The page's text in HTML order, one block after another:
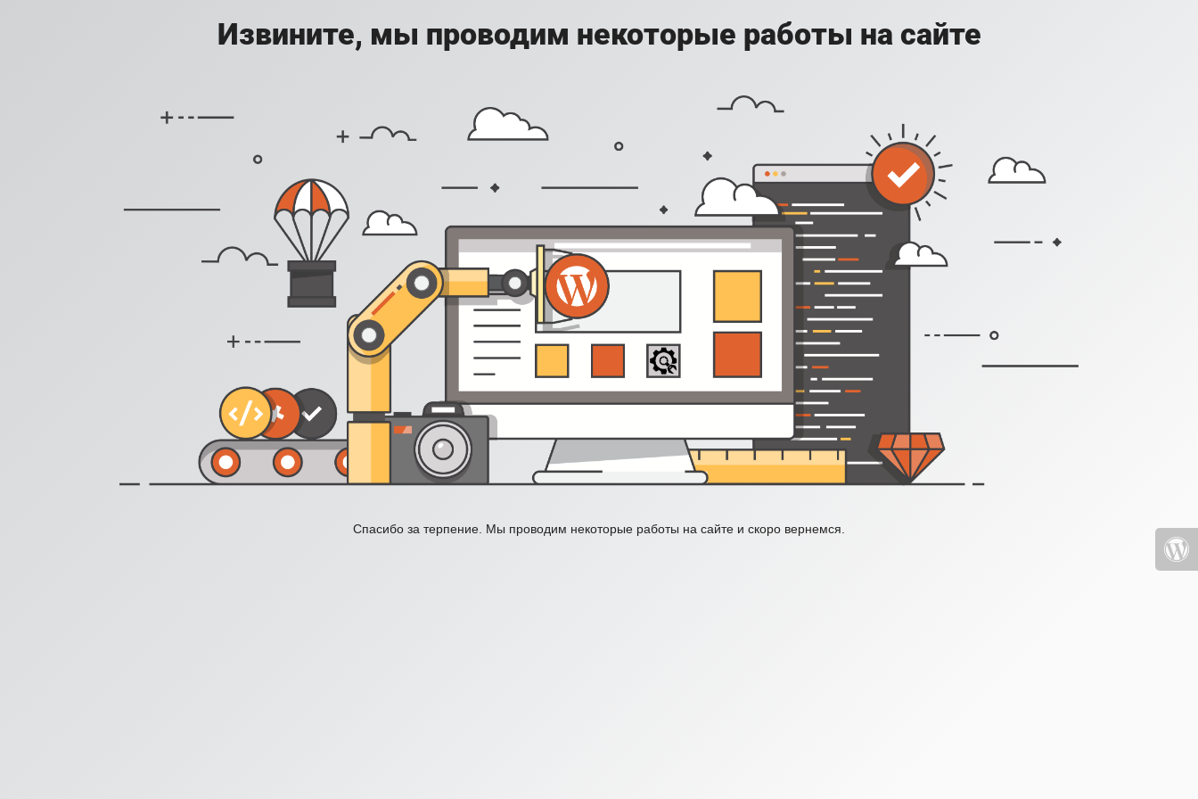
Извините, мы проводим некоторые работы на сайте
Спасибо за терпение. Мы проводим некоторые работы на сайте и скоро вернемся.